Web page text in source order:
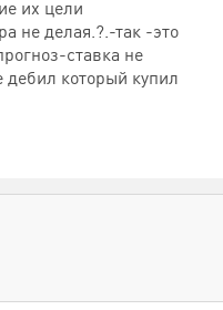
их цели
не делая.?.-так -это
ставка не
который купил